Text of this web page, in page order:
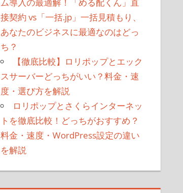
接契約 vs「一括.jp」一括見積もり、
あなたのビジネスに最適なのはどっ
ち？
【徹底比較】ロリポップとエック
スサーバーどっちがいい？料金・速
度・選び方を解説
ロリポップとさくらインターネッ
トを徹底比較！どっちがおすすめ？
料金・速度・WordPress設定の違い
を解説